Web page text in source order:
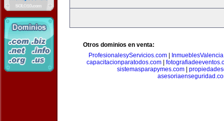
Otros dominios en venta:
ProfesionalesyServicios.com|
capacitacionparatodos.com|
sistemasparapymes.com|